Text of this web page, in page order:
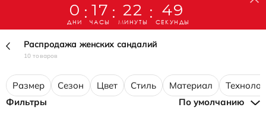
0
ДНИ
: 17
ЧАСЫ
: 22
МИНУТЫ
: 49
СЕКУНДЫ
Распродажа женских сандалий
10 товаров
Размер Сезон Цвет Стиль Материал
Фильтры
По умолчанию